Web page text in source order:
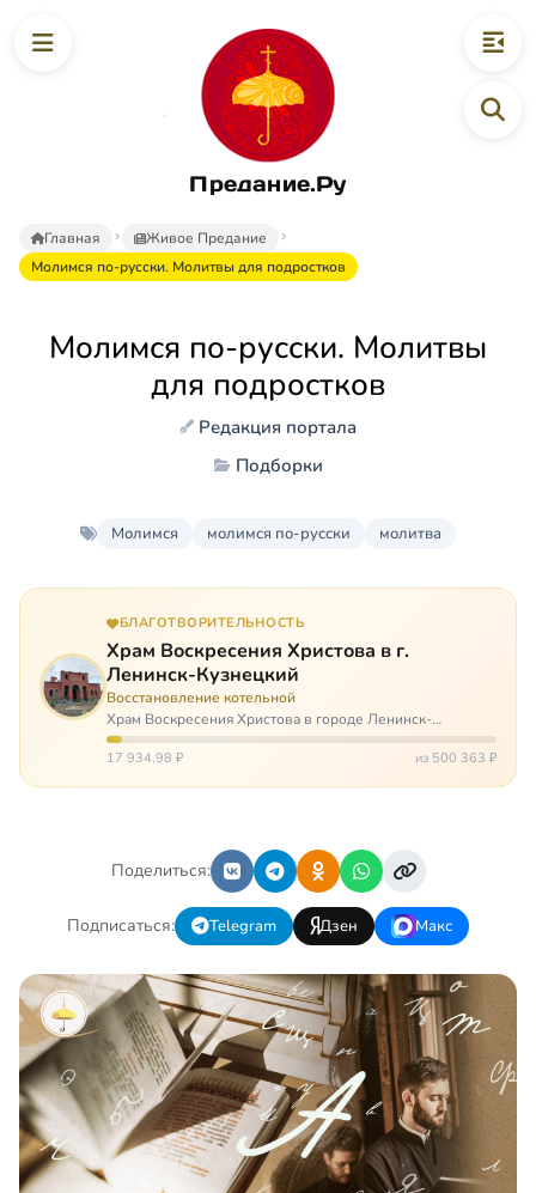
Предание.Ру
Главная
Живое Предание
Молимся по-русски. Молитвы для подростков
Молимся по-русски. Молитвы
для подростков
Редакция портала
Подборки
Молимся молимся по-русски молитва
БЛАГОТВОРИТЕЛЬНОСТЬ
Храм Воскресения Христова в г.
Ленинск-Кузнецкий
Восстановление котельной
Храм Воскресения Христова в городе Ленинск-
Кузнецкий в Кемеровской области – совсем новый, он
открылся всего 20 назад. И сейчас храм может вообще
17 934,98 ₽ из 500 363 ₽
Поделиться:
Подписаться: Telegram Дзен Макс